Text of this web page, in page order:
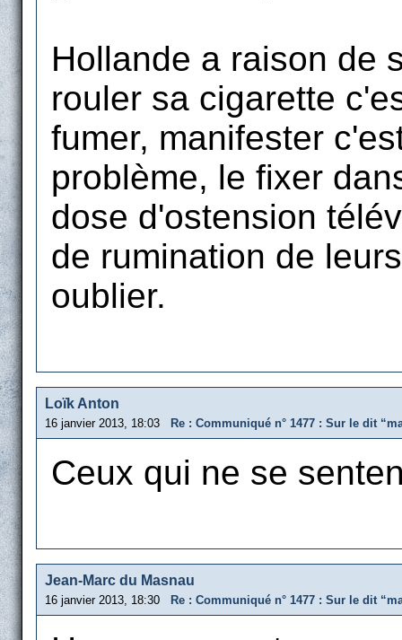
Hollande a raison de
rouler sa cigarette
fumer, manifester
problème, le fixer
dose d'ostension
de rumination de
oublier.
Loïk Anton
16 janvier 2013, 18:03 Re : Communiqué n° 1477 : Sur le dit
Ceux qui ne se
Jean-Marc du Masnau
16 janvier 2013, 18:30 Re : Communiqué n° 1477 : Sur le dit